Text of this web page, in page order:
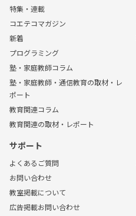
特集・連載
コエテコマガジン
新着
プログラミング
塾・家庭教師コラム
塾・家庭教師・通信教育の取材・レ
ポート
教育関連コラム
教育関連の取材・レポート
サポート
よくあるご質問
お問い合わせ
教室掲載について
広告掲載お問い合わせ